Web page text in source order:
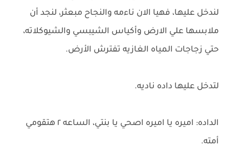
لندخل عليها، فهيا الان ناءمه والنجاح مبعثر، لنجد أن
ملابسها علي الارض وأكياس الشيبسي والشيوكلاته،
حتي زجاجات المياه الغازيه تفترش الأرض.
لتدخل عليها داده ناديه.
الداده: اميره يا اميره اصحي يا بنتي، الساعه ٢ هتقومي
أمته.